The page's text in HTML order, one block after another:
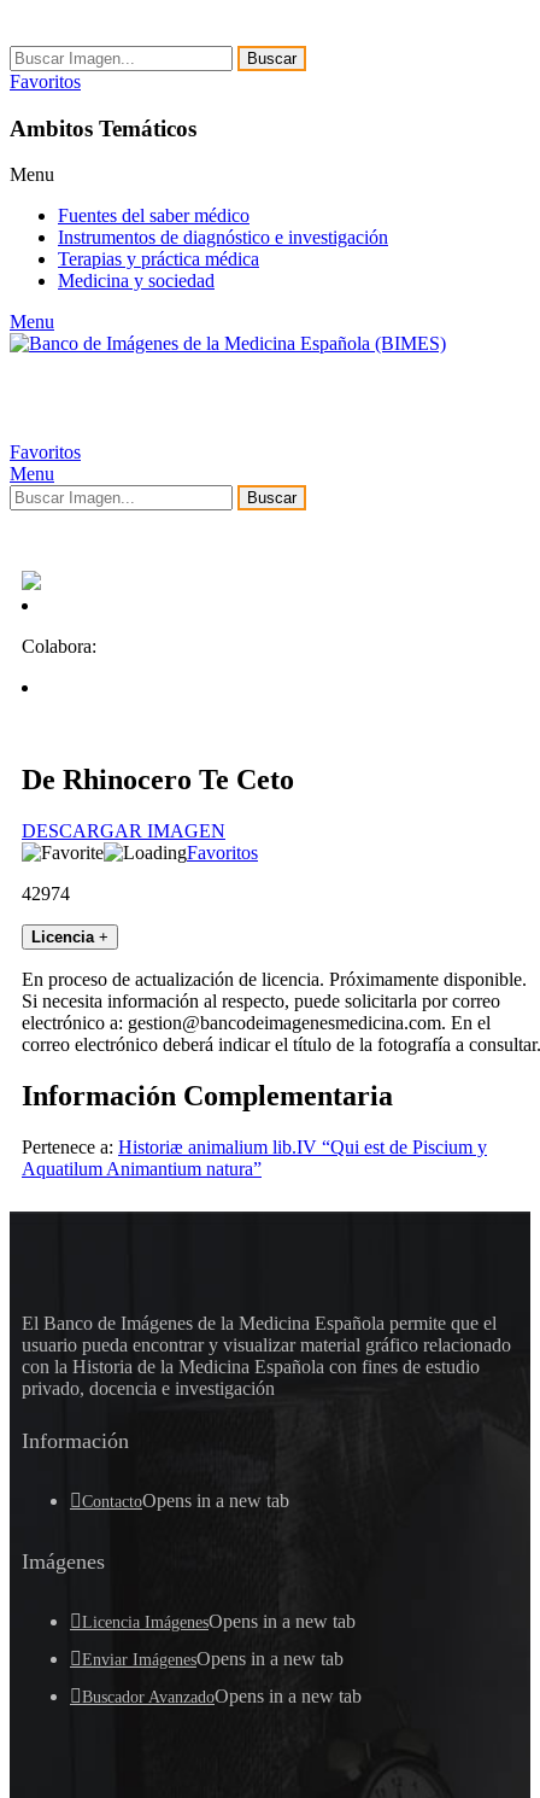
Buscar
Favoritos
Ambitos Temáticos
Menu
Fuentes del saber médico
Instrumentos de diagnóstico e investigación
Terapias y práctica médica
Medicina y sociedad
Menu
Favoritos
Menu
Buscar
Colabora:
De Rhinocero Te Ceto
DESCARGAR IMAGEN
Favoritos
42974
Licencia +
En proceso de actualización de licencia. Próximamente disponible.
Si necesita información al respecto, puede solicitarla por correo
electrónico a: gestion@bancodeimagenesmedicina.com. En el
correo electrónico deberá indicar el título de la fotografía a consultar.
Información Complementaria
Pertenece a: Historiæ animalium lib.IV “Qui est de Piscium y
Aquatilum Animantium natura”
El Banco de Imágenes de la Medicina Española permite que el
usuario pueda encontrar y visualizar material gráfico relacionado
con la Historia de la Medicina Española con fines de estudio
privado, docencia e investigación
Información
ContactoOpens in a new tab
Imágenes
Licencia ImágenesOpens in a new tab
Enviar ImágenesOpens in a new tab
Buscador AvanzadoOpens in a new tab